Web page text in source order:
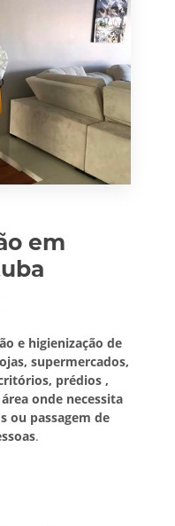
em
e higienização de
supermercados,
prédios ,
onde necessita
ou passagem de
.